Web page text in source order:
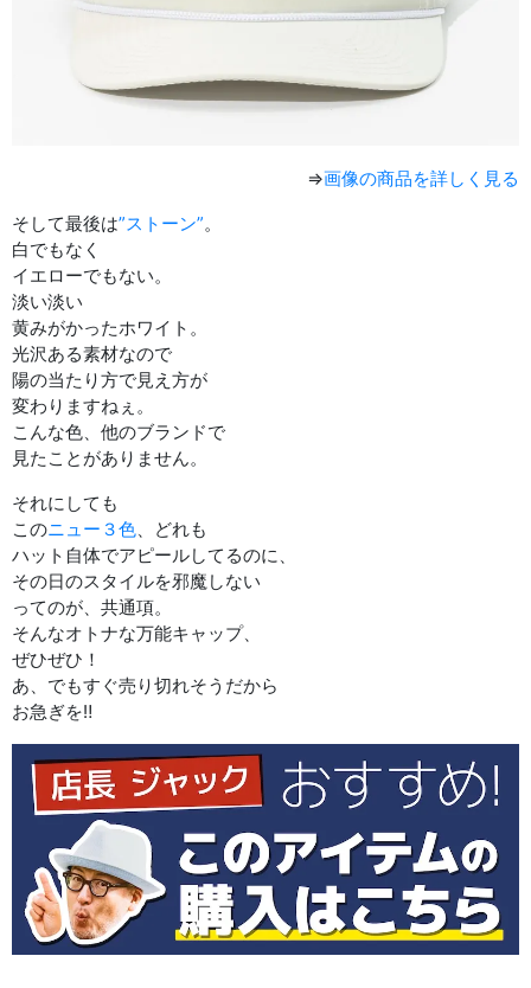
⇒画像の商品を詳しく見る
そして最後は”ストーン”。
白でもなく
イエローでもない。
淡い淡い
黄みがかったホワイト。
光沢ある素材なので
陽の当たり方で見え方が
変わりますねぇ。
こんな色、他のブランドで
見たことがありません。
それにしても
このニュー３色 、どれも
ハット自体でアピールしてるのに、
その日のスタイルを邪魔しない
ってのが、共通項。
そんなオトナな万能キャップ、
ぜひぜひ！
あ、でもすぐ売り切れそうだから
お急ぎを‼